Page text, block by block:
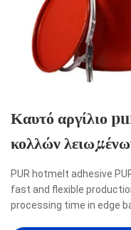
Καυτό αργίλιο
κολλών
PUR hotmelt adhesive
fast and flexible
processing time in edge